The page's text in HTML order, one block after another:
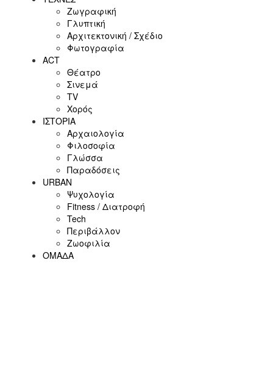
Ζωγραφική
Γλυπτική
Αρχιτεκτονική / Σχέδιο
Φωτογραφία
ACT
Θέατρο
Σινεμά
ΤV
Χορός
ΙΣΤΟΡΙΑ
Αρχαιολογία
Φιλοσοφία
Γλώσσα
Παραδόσεις
URBAN
Ψυχολογία
Fitness / Διατροφή
Tech
Περιβάλλον
Ζωοφιλία
ΟΜΑΔΑ